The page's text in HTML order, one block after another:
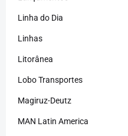
Linha do Dia
Linhas
Litorânea
Lobo Transportes
Magiruz-Deutz
MAN Latin America